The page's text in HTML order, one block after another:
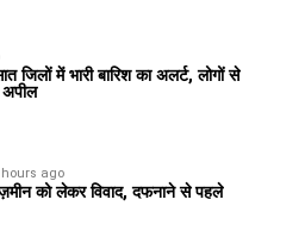
hours ago
जिलों में भारी बारिश का अलर्ट, लोगों से
अपील
को लेकर विवाद, दफनाने से पहले